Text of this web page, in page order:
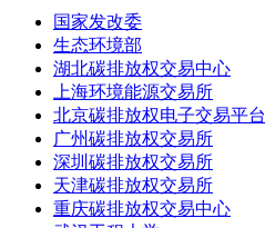
国家发改委
生态环境部
湖北碳排放权交易中心
上海环境能源交易所
北京碳排放权电子交易平台
广州碳排放权交易所
深圳碳排放权交易所
天津碳排放权交易所
重庆碳排放权交易中心